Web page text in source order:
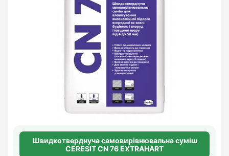
Швидкотверднуча самовирівнювальна суміш
CERESIT CN 76 EXTRAHART